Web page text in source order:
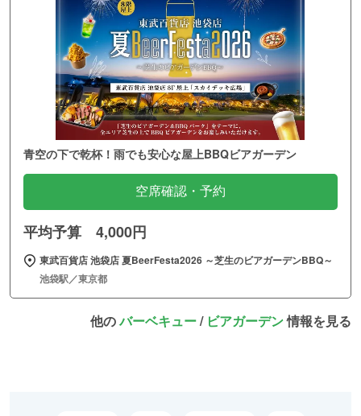
青空の下で乾杯！雨でも安心な屋上BBQビアガーデン
空席確認・予約
平均予算 4,000円
東武百貨店 池袋店 夏BeerFesta2026 ～芝生のビアガーデンBBQ～
池袋駅／東京都
他のバーベキュー/ ビアガーデン情報を見る